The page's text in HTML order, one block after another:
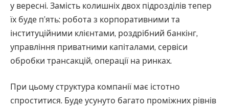
у вересні. Замість колишніх двох підрозділів тепер
їх буде п’ять: робота з корпоративними та
інституційними клієнтами, роздрібний банкінг,
управління приватними капіталами, сервіси
обробки трансакцій, операції на ринках.
При цьому структура компанії має істотно
спроститися. Буде усунуто багато проміжних рівнів